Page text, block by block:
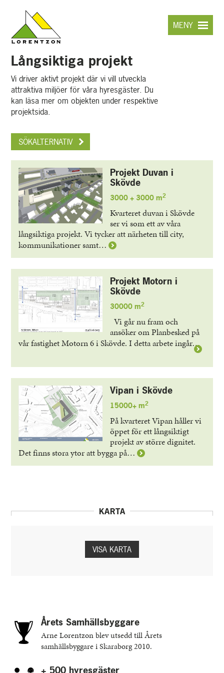
huvudinnehållet
MENY
Långsiktiga projekt
Vi driver aktivt projekt där vi vill utveckla
attraktiva miljöer för våra hyresgäster. Du
kan läsa mer om objekten under respektive
projektsida.
SÖKALTERNATIV
Projekt Duvan i
Skövde
3000 + 3000 m2
Kvarteret duvan i Skövde
ser vi som ett av våra
långsiktiga projekt. Vi tycker att närheten till city,
kommunikationer samt… Läs
Projekt
Duvan
Skövde
Projekt Motorn i
Skövde
30000 m2
Vi går nu fram och
ansöker om Planbesked på
vår fastighet Motorn 6 i Skövde. I detta arbete ingår…
mer
Vipan i Skövde
15000+ m2
På kvarteret Vipan håller vi
öppet för ett långsiktigt
projekt av större dignitet.
Det finns stora ytor att bygga på… Läs
KARTA
VISA KARTA
Årets Samhällsbyggare
Arne Lorentzon blev utsedd till Årets
samhällsbyggare i Skaraborg 2010.
+ 500 hyresgäster